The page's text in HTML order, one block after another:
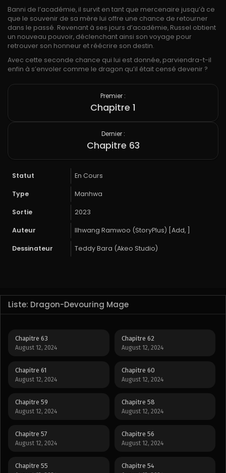
Banni de l’académie, il survit en tant que mercenaire jusqu’à ce
que le souvenir de sa mère lui offre une chance de retourner
dans le passé. Revenant à ses jours d’académie, Russel obtient
un nouveau pouvoir, déclenchant ainsi son voyage pour
retrouver son honneur et réécrire son destin.
Avec cette seconde chance qui lui est donnée, parviendra-t-il
enfin à s’envoler comme le dragon qu’il était censé devenir ?
Premier :
Chapitre 1
Dernier :
Chapitre 63
Statut En Cours
Type Manhwa
Sortie 2023
Auteur Ilhwang Ramwoo (StoryPlus) [Add, ]
Dessinateur Teddy Bara (Akeo Studio)
Liste: Dragon-Devouring Mage
Chapitre 63
August 12, 2024
Chapitre 62
August 12, 2024
Chapitre 61
August 12, 2024
Chapitre 60
August 12, 2024
Chapitre 59
August 12, 2024
Chapitre 58
August 12, 2024
Chapitre 57
August 12, 2024
Chapitre 56
August 12, 2024
Chapitre 55 Chapitre 54